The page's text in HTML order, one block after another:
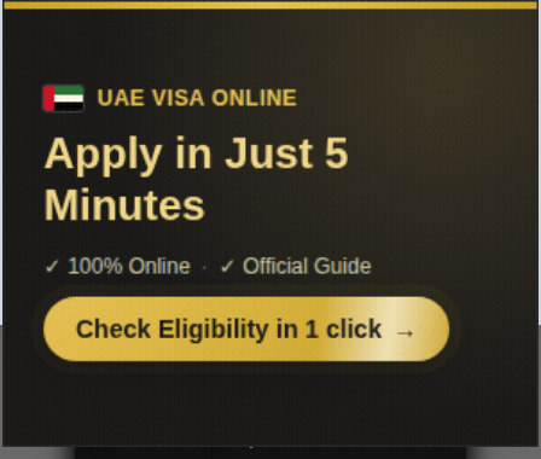
Чтобы не терять с нами связь,
подписывайся на наш
«Евангелион» ТВ-1
Добавленно: 31 мая 2018 | Серии: [26 из 26]
Евангелион нового поколения
Neon Genesis Evangelion